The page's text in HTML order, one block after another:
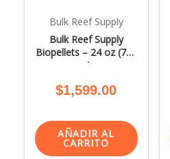
Bulk Reef Supply
Bulk Reef Supply
Biopellets – 24 oz (714
g)
$1,599.00
AÑADIR AL
CARRITO